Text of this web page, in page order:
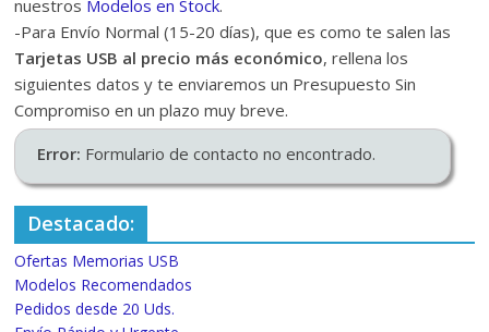
nuestros Modelos en Stock.
-Para Envío Normal (15-20 días), que es como te salen las
Tarjetas USB al precio más económico, rellena los
siguientes datos y te enviaremos un Presupuesto Sin
Compromiso en un plazo muy breve.
Error: Formulario de contacto no encontrado.
Destacado:
Ofertas Memorias USB
Modelos Recomendados
Pedidos desde 20 Uds.